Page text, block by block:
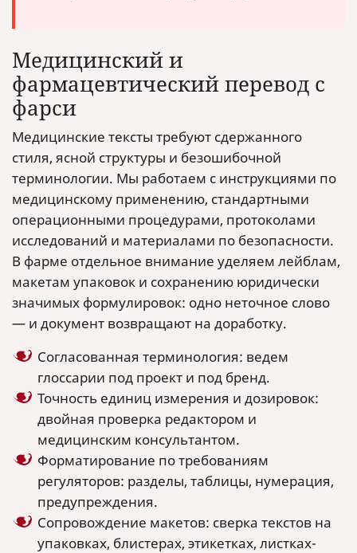
Медицинский и
фармацевтический перевод с
фарси
Медицинские тексты требуют сдержанного
стиля, ясной структуры и безошибочной
терминологии. Мы работаем с инструкциями по
медицинскому применению, стандартными
операционными процедурами, протоколами
исследований и материалами по безопасности.
В фарме отдельное внимание уделяем лейблам,
макетам упаковок и сохранению юридически
значимых формулировок: одно неточное слово
— и документ возвращают на доработку.
Согласованная терминология: ведем
глоссарии под проект и под бренд.
Точность единиц измерения и дозировок:
двойная проверка редактором и
медицинским консультантом.
Форматирование по требованиям
регуляторов: разделы, таблицы, нумерация,
предупреждения.
Сопровождение макетов: сверка текстов на
упаковках, блистерах, этикетках, листках-